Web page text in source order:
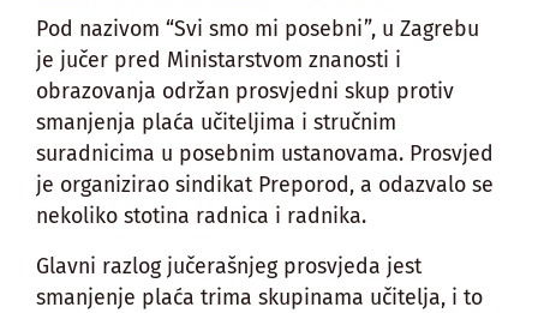
Pod nazivom “Svi smo mi posebni”, u Zagrebu
je jučer pred Ministarstvom znanosti i
obrazovanja održan prosvjedni skup protiv
smanjenja plaća učiteljima i stručnim
suradnicima u posebnim ustanovama. Prosvjed
je organizirao sindikat Preporod, a odazvalo se
nekoliko stotina radnica i radnika.
Glavni razlog jučerašnjeg prosvjeda jest
smanjenje plaća trima skupinama učitelja, i to